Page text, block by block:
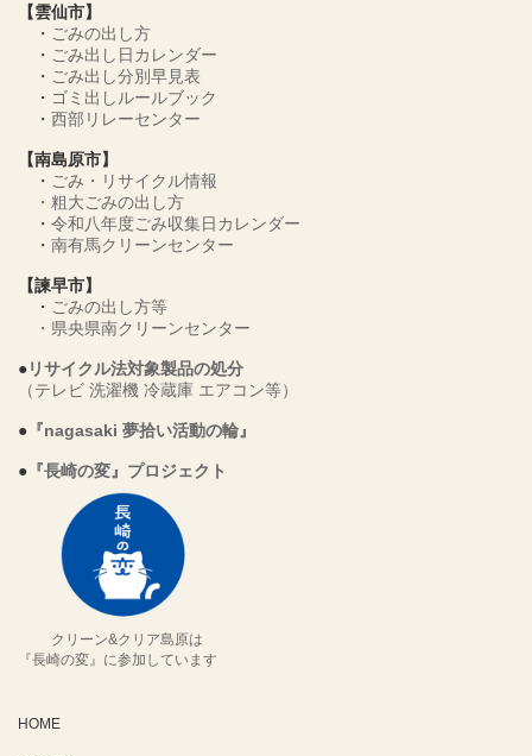
【雲仙市】
・ ごみの出し方
・ ごみ出し日カレンダー
・ ごみ出し分別早見表
・ ゴミ出しルールブック
・ 西部リレーセンター
【南島原市】
・ ごみ・リサイクル情報
・ 粗大ごみの出し方
・ 令和八年度ごみ収集日カレンダー
・ 南有馬クリーンセンター
【諫早市】
・ ごみの出し方等
・ 県央県南クリーンセンター
●リサイクル法対象製品の処分
（テレビ 洗濯機 冷蔵庫 エアコン等）
● 『nagasaki 夢拾い活動の輪』
● 『長崎の変』プロジェクト
クリーン&クリア島原は
『長崎の変』に参加しています
HOME